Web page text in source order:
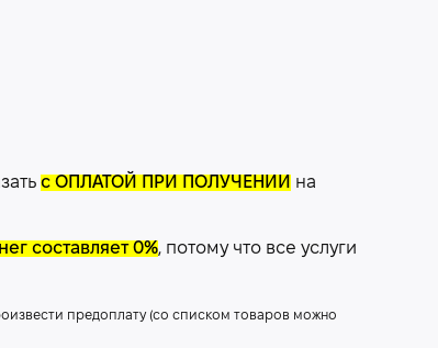
с ОПЛАТОЙ ПРИ ПОЛУЧЕНИИ на
составляет 0%, потому что все услуги
предоплату (со списком товаров можно